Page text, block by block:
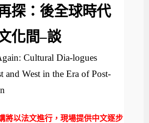
探：後全球時代
化間–談
Cultural Dia-logues
and West in the Era of Post-
將以法文進行，現場提供中文逐步